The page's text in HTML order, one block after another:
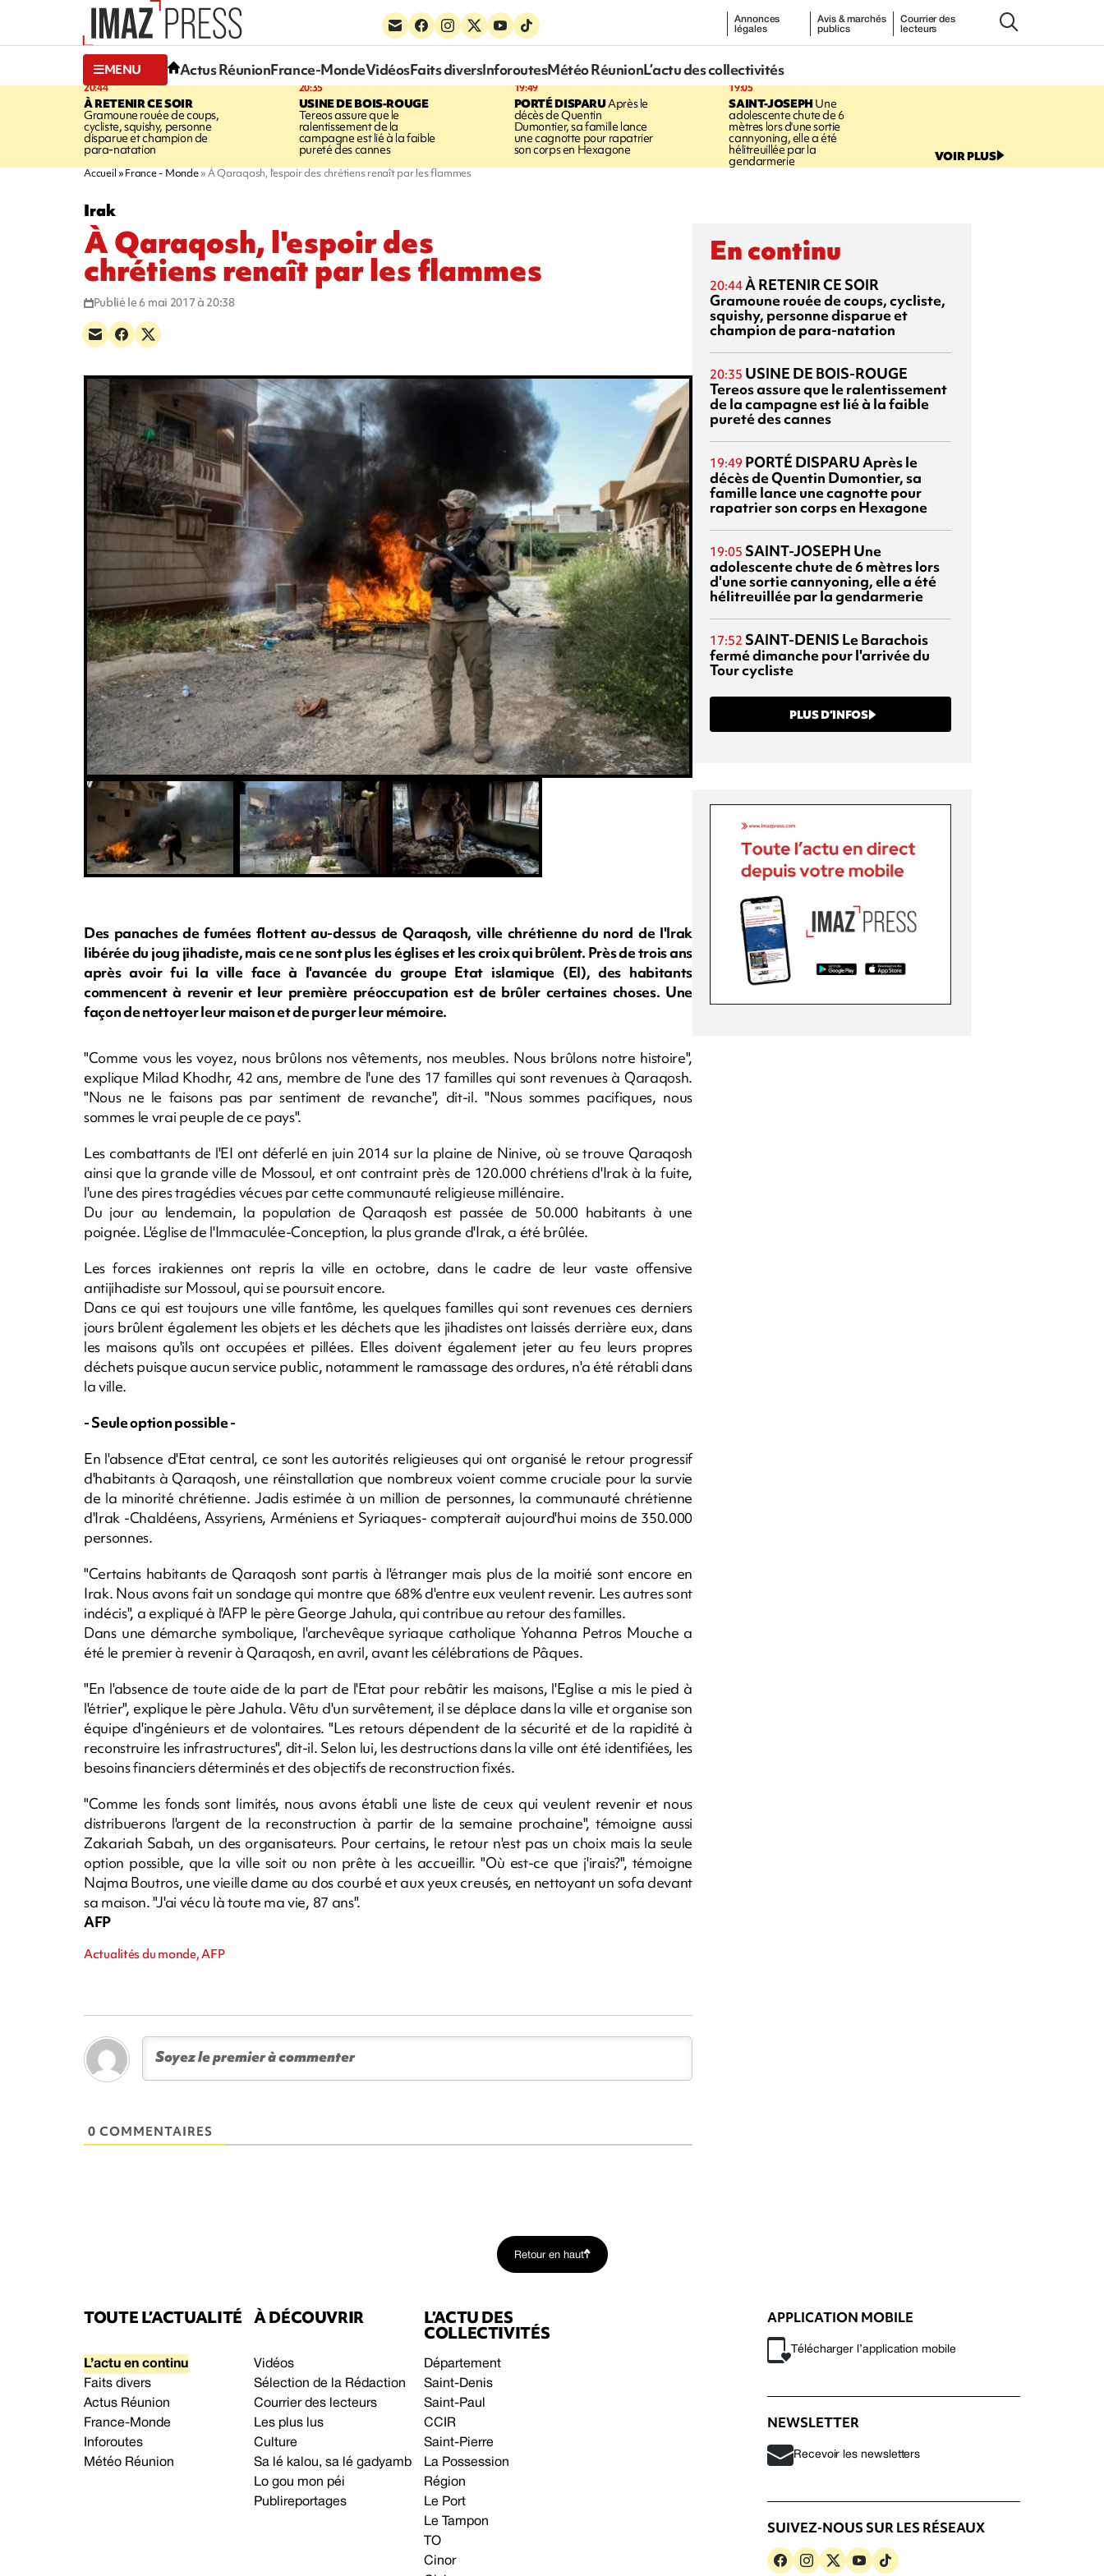
Annonces
légales
Avis & marchés
publics
Courrier des
lecteurs
MENU Actus RéunionFrance-MondeVidéosFaits diversInforoutesMétéo RéunionL’actu des collectivités
20:44
À RETENIR CE SOIR
Gramoune rouée de coups,
cycliste, squishy, personne
disparue et champion de
para-natation
20:35
USINE DE BOIS-ROUGE
Tereos assure que le
ralentissement de la
campagne est lié à la faible
pureté des cannes
19:49
PORTÉ DISPARUAprès le
décès de Quentin
Dumontier, sa famille lance
une cagnotte pour rapatrier
son corps en Hexagone
19:05
SAINT-JOSEPHUne
adolescente chute de 6
mètres lors d'une sortie
cannyoning, elle a été
hélitreuillée par la
gendarmerie VOIR PLUS
Accueil France - Monde À Qaraqosh, l'espoir des chrétiens renaît par les flammes
Irak
À Qaraqosh, l'espoir des
chrétiens renaît par les flammes
Publié le 6 mai 2017 à 20:38
Des panaches de fumées flottent au-dessus de Qaraqosh, ville chrétienne du nord de l'Irak
libérée du joug jihadiste, mais ce ne sont plus les églises et les croix qui brûlent. Près de trois ans
après avoir fui la ville face à l'avancée du groupe Etat islamique (EI), des habitants
commencent à revenir et leur première préoccupation est de brûler certaines choses. Une
façon de nettoyer leur maison et de purger leur mémoire.
"Comme vous les voyez, nous brûlons nos vêtements, nos meubles. Nous brûlons notre histoire",
explique Milad Khodhr, 42 ans, membre de l'une des 17 familles qui sont revenues à Qaraqosh.
"Nous ne le faisons pas par sentiment de revanche", dit-il. "Nous sommes pacifiques, nous
sommes le vrai peuple de ce pays".
Les combattants de l'EI ont déferlé en juin 2014 sur la plaine de Ninive, où se trouve Qaraqosh
ainsi que la grande ville de Mossoul, et ont contraint près de 120.000 chrétiens d'Irak à la fuite,
l'une des pires tragédies vécues par cette communauté religieuse millénaire.
Du jour au lendemain, la population de Qaraqosh est passée de 50.000 habitants à une
poignée. L'église de l'Immaculée-Conception, la plus grande d'Irak, a été brûlée.
Les forces irakiennes ont repris la ville en octobre, dans le cadre de leur vaste offensive
antijihadiste sur Mossoul, qui se poursuit encore.
Dans ce qui est toujours une ville fantôme, les quelques familles qui sont revenues ces derniers
jours brûlent également les objets et les déchets que les jihadistes ont laissés derrière eux, dans
les maisons qu'ils ont occupées et pillées. Elles doivent également jeter au feu leurs propres
déchets puisque aucun service public, notamment le ramassage des ordures, n'a été rétabli dans
la ville.
- Seule option possible -
En l'absence d'Etat central, ce sont les autorités religieuses qui ont organisé le retour progressif
d'habitants à Qaraqosh, une réinstallation que nombreux voient comme cruciale pour la survie
de la minorité chrétienne. Jadis estimée à un million de personnes, la communauté chrétienne
d'Irak -Chaldéens, Assyriens, Arméniens et Syriaques- compterait aujourd'hui moins de 350.000
personnes.
"Certains habitants de Qaraqosh sont partis à l'étranger mais plus de la moitié sont encore en
Irak. Nous avons fait un sondage qui montre que 68% d'entre eux veulent revenir. Les autres sont
indécis", a expliqué à l'AFP le père George Jahula, qui contribue au retour des familles.
Dans une démarche symbolique, l'archevêque syriaque catholique Yohanna Petros Mouche a
été le premier à revenir à Qaraqosh, en avril, avant les célébrations de Pâques.
"En l'absence de toute aide de la part de l'Etat pour rebâtir les maisons, l'Eglise a mis le pied à
l'étrier", explique le père Jahula. Vêtu d'un survêtement, il se déplace dans la ville et organise son
équipe d'ingénieurs et de volontaires. "Les retours dépendent de la sécurité et de la rapidité à
reconstruire les infrastructures", dit-il. Selon lui, les destructions dans la ville ont été identifiées, les
besoins financiers déterminés et des objectifs de reconstruction fixés.
"Comme les fonds sont limités, nous avons établi une liste de ceux qui veulent revenir et nous
distribuerons l'argent de la reconstruction à partir de la semaine prochaine", témoigne aussi
Zakariah Sabah, un des organisateurs. Pour certains, le retour n'est pas un choix mais la seule
option possible, que la ville soit ou non prête à les accueillir. "Où est-ce que j'irais?", témoigne
Najma Boutros, une vieille dame au dos courbé et aux yeux creusés, en nettoyant un sofa devant
sa maison. "J'ai vécu là toute ma vie, 87 ans".
AFP
Actualités du monde, AFP
0 COMMENTAIRES
En continu
20:44À RETENIR CE SOIR
Gramoune rouée de coups, cycliste,
squishy, personne disparue et
champion de para-natation
20:35 USINE DE BOIS-ROUGE
Tereos assure que le ralentissement
de la campagne est lié à la faible
pureté des cannes
19:49 PORTÉ DISPARUAprès le
décès de Quentin Dumontier, sa
famille lance une cagnotte pour
rapatrier son corps en Hexagone
19:05 SAINT-JOSEPH Une
adolescente chute de 6 mètres lors
d'une sortie cannyoning, elle a été
hélitreuillée par la gendarmerie
17:52 SAINT-DENIS Le Barachois
fermé dimanche pour l'arrivée du
Tour cycliste
PLUS D’INFOS
Retour en haut
TOUTE L’ACTUALITÉ
L’actu en continu
Faits divers
Actus Réunion
France-Monde
Inforoutes
Météo Réunion
À DÉCOUVRIR
Vidéos
Sélection de la Rédaction
Courrier des lecteurs
Les plus lus
Culture
Sa lé kalou, sa lé gadyamb
Lo gou mon péi
Publireportages
L’ACTU DES
COLLECTIVITÉS
Département
Saint-Denis
Saint-Paul
CCIR
Saint-Pierre
La Possession
Région
Le Port
Le Tampon
TO
Cinor
APPLICATION MOBILE
Télécharger l’application mobile
NEWSLETTER
Recevoir les newsletters
SUIVEZ-NOUS SUR LES RÉSEAUX